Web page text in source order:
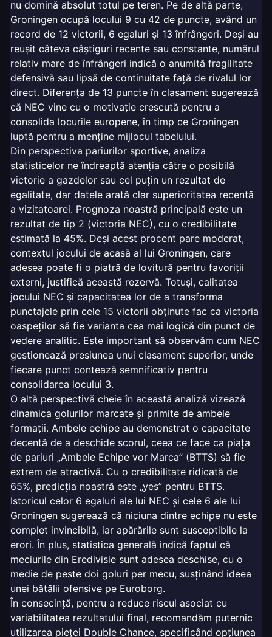
nu domină absolut totul pe teren. Pe de altă parte,
Groningen ocupă locului 9 cu 42 de puncte, având un
record de 12 victorii, 6 egaluri și 13 înfrângeri. Deși au
reușit câteva câștiguri recente sau constante, numărul
relativ mare de înfrângeri indică o anumită fragilitate
defensivă sau lipsă de continuitate față de rivalul lor
direct. Diferența de 13 puncte în clasament sugerează
că NEC vine cu o motivație crescută pentru a
consolida locurile europene, în timp ce Groningen
luptă pentru a menține mijlocul tabelului.
Din perspectiva pariurilor sportive, analiza
statisticelor ne îndreaptă atenția către o posibilă
victorie a gazdelor sau cel puțin un rezultat de
egalitate, dar datele arată clar superioritatea recentă
a vizitatoarei. Prognoza noastră principală este un
rezultat de tip 2 (victoria NEC), cu o credibilitate
estimată la 45%. Deși acest procent pare moderat,
contextul jocului de acasă al lui Groningen, care
adesea poate fi o piatră de lovitură pentru favoriții
externi, justifică această rezervă. Totuși, calitatea
jocului NEC și capacitatea lor de a transforma
punctajele prin cele 15 victorii obținute fac ca victoria
oaspeților să fie varianta cea mai logică din punct de
vedere analitic. Este important să observăm cum NEC
gestionează presiunea unui clasament superior, unde
fiecare punct contează semnificativ pentru
consolidarea locului 3.
O altă perspectivă cheie în această analiză vizează
dinamica golurilor marcate și primite de ambele
formații. Ambele echipe au demonstrat o capacitate
decentă de a deschide scorul, ceea ce face ca piața
de pariuri „Ambele Echipe vor Marca” (BTTS) să fie
extrem de atractivă. Cu o credibilitate ridicată de
65%, predicția noastră este „yes” pentru BTTS.
Istoricul celor 6 egaluri ale lui NEC și cele 6 ale lui
Groningen sugerează că niciuna dintre echipe nu este
complet invincibilă, iar apărările sunt susceptibile la
erori. În plus, statistica generală indică faptul că
meciurile din Eredivisie sunt adesea deschise, cu o
medie de peste doi goluri per mecu, susținând ideea
unei bătălii ofensive pe Euroborg.
În consecință, pentru a reduce riscul asociat cu
variabilitatea rezultatului final, recomandăm puternic
utilizarea pieței Double Chance, specificând opțiunea